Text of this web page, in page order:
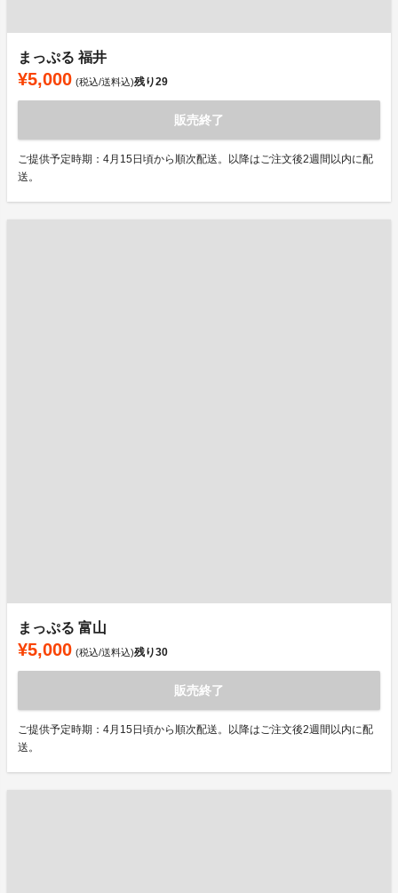
まっぷる 福井
¥5,000 (税込/送料込)残り29
販売終了
ご提供予定時期：4月15日頃から順次配送。以降はご注文後2週間以内に配
送。
まっぷる 富山
¥5,000 (税込/送料込)残り30
販売終了
ご提供予定時期：4月15日頃から順次配送。以降はご注文後2週間以内に配
送。